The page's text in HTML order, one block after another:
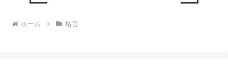
ホーム 格言